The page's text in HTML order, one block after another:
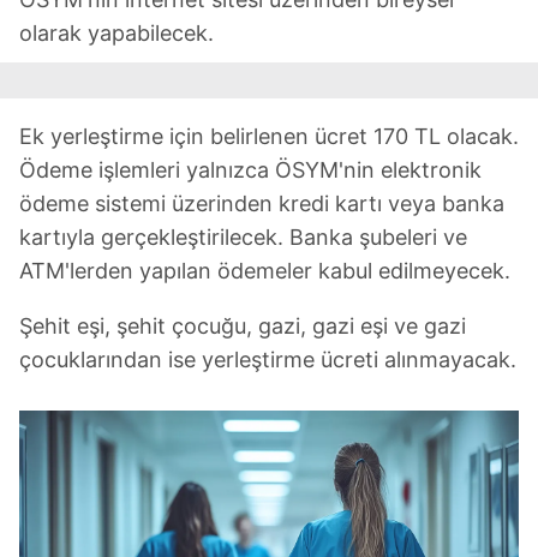
olarak yapabilecek.
Ek yerleştirme için belirlenen ücret 170 TL olacak.
Ödeme işlemleri yalnızca ÖSYM'nin elektronik
ödeme sistemi üzerinden kredi kartı veya banka
kartıyla gerçekleştirilecek. Banka şubeleri ve
ATM'lerden yapılan ödemeler kabul edilmeyecek.
Şehit eşi, şehit çocuğu, gazi, gazi eşi ve gazi
çocuklarından ise yerleştirme ücreti alınmayacak.